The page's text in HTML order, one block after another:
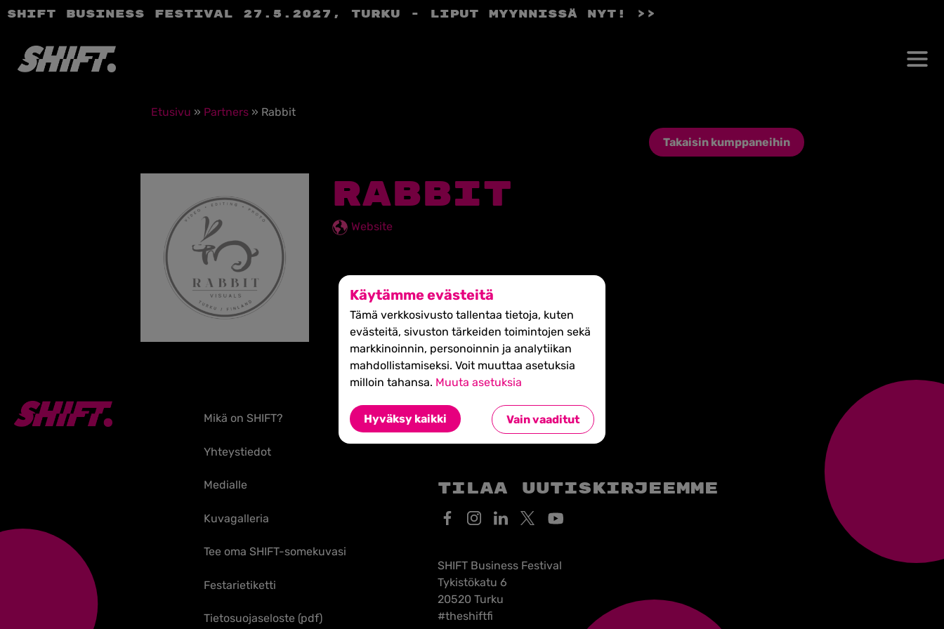
Käytämme evästeitä
Tämä verkkosivusto tallentaa tietoja, kuten
evästeitä, sivuston tärkeiden toimintojen sekä
markkinoinnin, personoinnin ja analytiikan
mahdollistamiseksi. Voit muuttaa asetuksia
milloin tahansa. Muuta asetuksia
Hyväksy kaikki Vain vaaditut
SHIFT Business Festival 27.5.2027, Turku - liput myynnissä nyt! >>
Etusivu » Partners» Rabbit
Takaisin kumppaneihin
RABBIT
Website
Mikä on SHIFT?
Yhteystiedot
Medialle
Kuvagalleria
Tee oma SHIFT-somekuvasi
Festarietiketti
Tietosuojaseloste (pdf)
Tilaa uutiskirjeemme
SHIFT Business Festival
Tykistökatu 6
20520 Turku
#theshiftfi